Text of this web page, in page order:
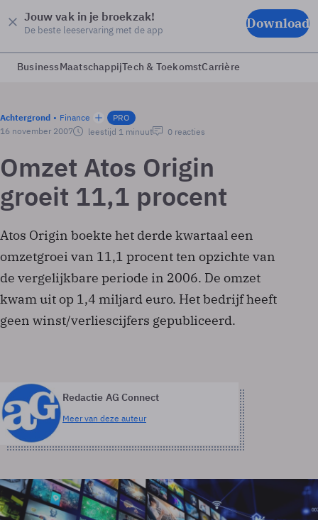
Jouw vak in je broekzak!
De beste leeservaring met de app Download
BusinessMaatschappijTech & ToekomstCarrière
Achtergrond Finance
PRO
16 november 2007
leestijd 1 minuut 0 reacties
Omzet Atos Origin
groeit 11,1 procent
Atos Origin boekte het derde kwartaal een
omzetgroei van 11,1 procent ten opzichte van
de vergelijkbare periode in 2006. De omzet
kwam uit op 1,4 miljard euro. Het bedrijf heeft
geen winst/verliescijfers gepubliceerd.
Redactie AG Connect
Meer van deze auteur